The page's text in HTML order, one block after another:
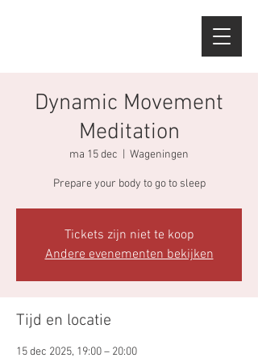
Dynamic Movement
Meditation
ma 15 dec Wageningen
Prepare your body to go to sleep
Tickets zijn niet te koop
Andere evenementen bekijken
Tijd en locatie
15 dec 2025, 19:00 – 20:00